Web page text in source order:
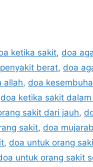
ketika sakit, doa
berat, doa
allah, doa
doa ketika sakit dalam
sakit dari jauh,
sakit, doa
, doa untuk orang
untuk orang sakit